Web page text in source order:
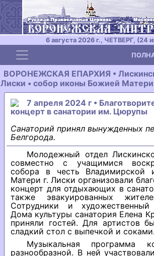
6 августа 2026 г., ЧЕТВЕРГ, (24
Toggle navigation
ВОРОНЕЖСКАЯ ЕПАРХИЯ •
Лиски • собор иконы Божией
7 апреля 2024 г •
концерт в санатории им. Цюрупы
Санаторий принял вынужденных
Белгорода.
Молодежный отдел
совместно с учащимися
собора в честь Владимирской
Матери г. Лиски организовали
концерт для отдыхающих в
также эвакуированных
Сотрудники и художественный
Дома культуры санатория Елена
приняли гостей. Для артистов
сладкий стол с выпечкой и соками.
Музыкальная программа
разнообразной. В ней